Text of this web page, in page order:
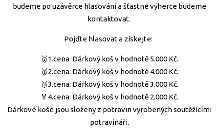
budeme po uzávěrce hlasování a šťastné výherce budeme
kontaktovat.
Pojďte hlasovat a získejte:
🥇1.cena: Dárkový koš v hodnotě 5.000 Kč.
🥈2.cena: Dárkový koš v hodnotě 4.000 Kč.
🥉3.cena: Dárkový koš v hodnotě 3.000 Kč.
🏅4.cena: Dárkový koš v hodnotě 2.000 Kč.
Dárkové koše jsou složeny z potravin vyrobených soutěžícími
potravináři.